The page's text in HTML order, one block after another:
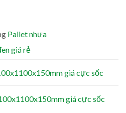
Pallet nhựa
giá rẻ
giá cực sốc
giá cực sốc